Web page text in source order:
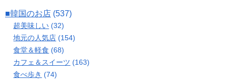
■韓国のお店 (537)
超美味しい (32)
地元の人気店 (154)
食堂＆軽食 (68)
カフェ＆スイーツ (163)
食べ歩き (74)